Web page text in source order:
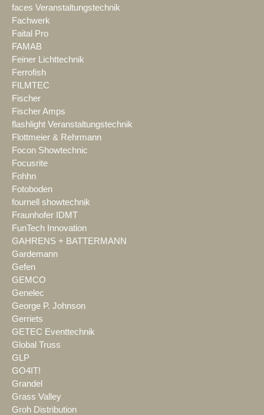
faces Veranstaltungstechnik
Fachwerk
Faital Pro
FAMAB
Feiner Lichttechnik
Ferrofish
FILMTEC
Fischer
Fischer Amps
flashlight Veranstaltungstechnik
Flottmeier & Rehrmann
Focon Showtechnic
Focusrite
Fohhn
Fotoboden
fournell showtechnik
Fraunhofer IDMT
FunTech Innovation
GAHRENS + BATTERMANN
Gardemann
Gefen
GEMCO
Genelec
George P. Johnson
Gerriets
GETEC Eventtechnik
Global Truss
GLP
GO4IT!
Grandel
Grass Valley
Groh Distribution